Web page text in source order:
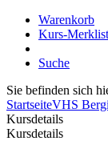
Warenkorb
Kurs-
Suche
Sie befinden sich
StartseiteVHS
Kursdetails
Kursdetails